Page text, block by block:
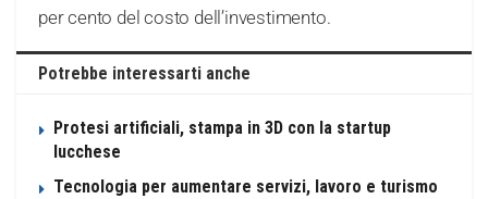
per cento del costo dell’investimento.
Potrebbe interessarti anche
Protesi artificiali, stampa in 3D con la startup
lucchese
Tecnologia per aumentare servizi, lavoro e turismo